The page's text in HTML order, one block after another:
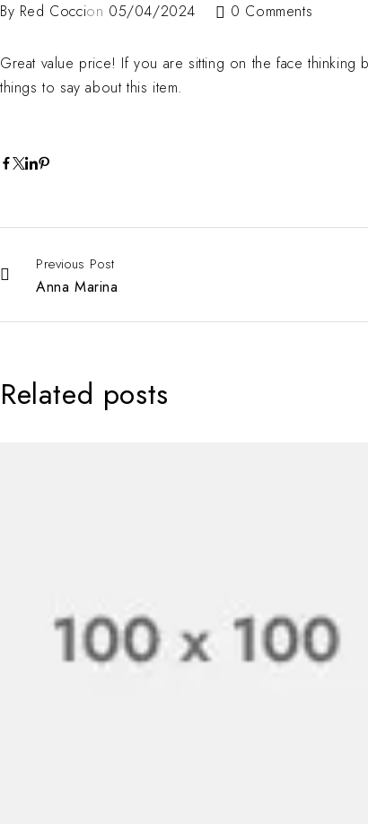
By Red Coccion 05/04/2024 0 Comments
Great value price! If you are sitting on the face
things to say about this item.
Previous Post
Anna Marina
Related posts